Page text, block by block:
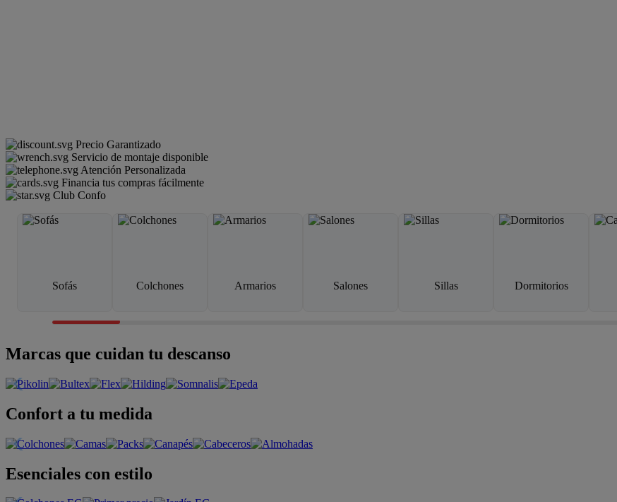
Precio Garantizado
Servicio de montaje disponible
Atención Personalizada
Financia tus compras fácilmente
Club Confo
Sofás Colchones Armarios Salones Sillas Dormitorios
Marcas que cuidan tu descanso
Confort a tu medida
Esenciales con estilo